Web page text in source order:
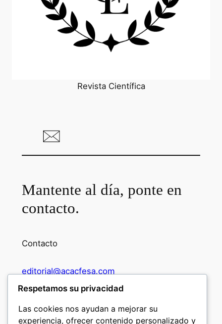
Revista Científica
Mantente al día, ponte en
contacto.
Contacto
editorial@acacfesa.com
Respetamos su privacidad
Las cookies nos ayudan a mejorar su
experiencia, ofrecer contenido personalizado y